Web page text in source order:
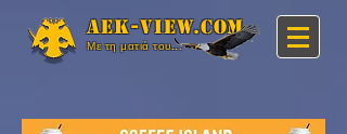
Aek-view.com
Με τη ματιά του...